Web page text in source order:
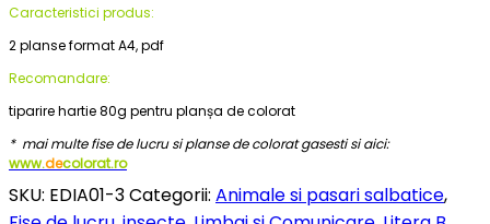
Caracteristici produs:
2 planse format A4, pdf
Recomandare:
tiparire hartie 80g pentru planșa de colorat
* mai multe fise de lucru si planse de colorat gasesti si aici:
www.decolorat.ro
SKU: EDIA01-3Categorii: Animale si pasari salbatice,